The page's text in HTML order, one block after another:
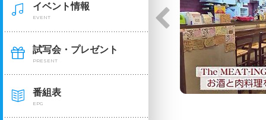
イベント情報
EVENT
試写会・プレゼント
PRESENT
番組表
EPG